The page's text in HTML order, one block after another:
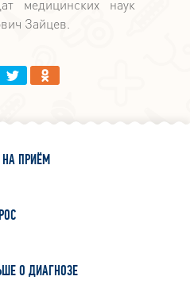
медицинских наук
Зайцев.
НА ПРИЁМ
О ДИАГНОЗЕ